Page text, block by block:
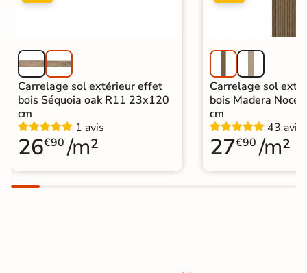
Carrelage sol extérieur effet
bois Séquoia oak R11 23x120
cm
1 avis
26€90 /m²
Carrelage sol
bois Madera Noce
cm
43 avis
27€90 /m²